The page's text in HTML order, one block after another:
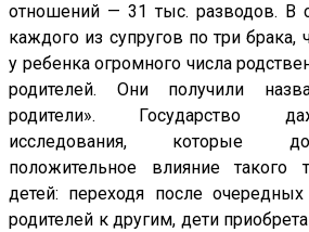
отношений — 31 тыс. разводов. В
каждого из супругов по три брака,
у ребенка огромного числа
родителей. Они получили
родители». Государство
исследования, которые
положительное влияние такого
детей: переходя после
родителей к другим, дети